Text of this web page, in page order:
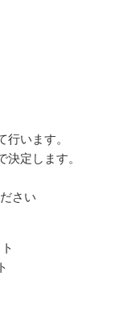
います。
定します。
さい